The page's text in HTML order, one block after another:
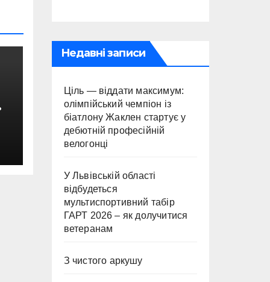
Недавні записи
Ціль — віддати максимум:
олімпійський чемпіон із
біатлону Жаклен стартує у
дебютній професійній
велогонці
У Львівській області
відбудеться
мультиспортивний табір
ГАРТ 2026 – як долучитися
ветеранам
З чистого аркушу